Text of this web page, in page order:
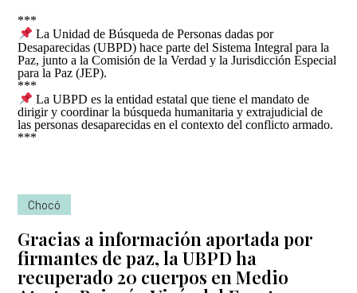
***
La Unidad de Búsqueda de Personas dadas por
Desaparecidas (UBPD) hace parte del Sistema Integral para la
Paz, junto a la Comisión de la Verdad y la Jurisdicción Especial
para la Paz (JEP).
***
La UBPD es la entidad estatal que tiene el mandato de
dirigir y coordinar la búsqueda humanitaria y extrajudicial de
las personas desaparecidas en el contexto del conflicto armado.
***
Chocó
Gracias a información aportada por
firmantes de paz, la UBPD ha
recuperado 20 cuerpos en Medio